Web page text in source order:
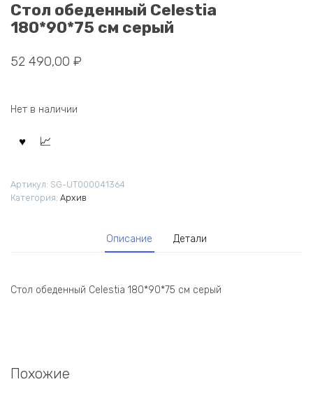
Стол обеденный Celestia
180*90*75 см серый
52 490,00 ₽
Нет в наличии
Артикул: SG-UT000041364
Категория: Архив
Описание Детали
Стол обеденный Celestia 180*90*75 см серый
Похожие